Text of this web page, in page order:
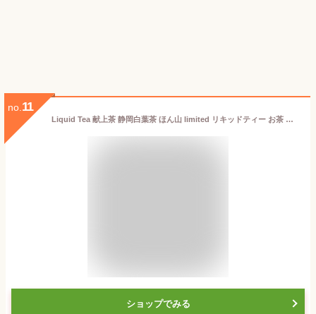
no. 11
Liquid Tea 献上茶 静岡白葉茶 ほん山 limited リキッドティー お茶 ギフト プレゼント 母の日 父の日
ショップでみる